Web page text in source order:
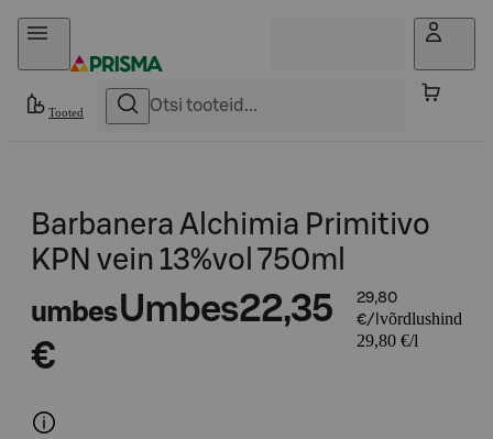
Otse sisu juurde
Tooted
Barbanera Alchimia Primitivo
KPN vein 13%vol 750ml
umbesUmbes22,35
€
29,80
€/l võrdlushind
29,80 €/l